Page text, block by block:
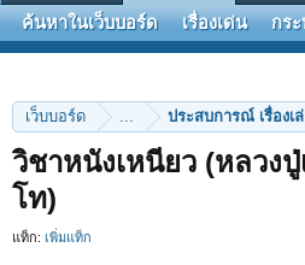
เว็บบอร์ด ... ประสบการณ์ เรื่องเ
วิชาหนังเหนียว (หลวงปู่
โท)
แท็ก: เพิ่มแท็ก
ค้นหาในเว็บบอร์ด เรื่องเด่น กร